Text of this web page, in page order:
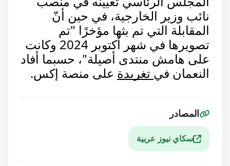
نائب وزير الخارجية، في حين أنّ
المقابلة التي تم بثها مؤخرًا "تم
تصويرها في شهر أكتوبر 2024 وكانت
على هامش منتدى أصيلة"، حسبما أفاد
النعمان في تغريدة على منصة إكس.
المصادر
سكاي نيوز عربية